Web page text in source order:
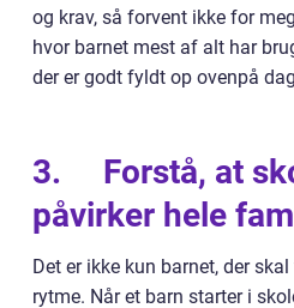
og krav, så forvent ikke for
hvor barnet mest af alt har
der er godt fyldt op ovenpå
3. Forstå, at
påvirker hele
Det er ikke kun barnet, der
rytme. Når et barn starter i